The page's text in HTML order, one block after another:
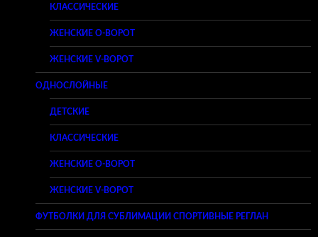
КЛАССИЧЕСКИЕ
ЖЕНСКИЕ O-ВОРОТ
ЖЕНСКИЕ V-ВОРОТ
ОДНОСЛОЙНЫЕ
ДЕТСКИЕ
КЛАССИЧЕСКИЕ
ЖЕНСКИЕ O-ВОРОТ
ЖЕНСКИЕ V-ВОРОТ
ФУТБОЛКИ ДЛЯ СУБЛИМАЦИИ СПОРТИВНЫЕ РЕГЛАН